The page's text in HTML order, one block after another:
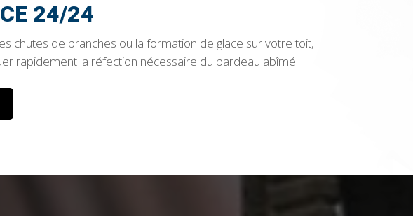
24/24
chutes de branches ou la formation de glace sur votre toit,
rapidement la réfection nécessaire du bardeau abîmé.